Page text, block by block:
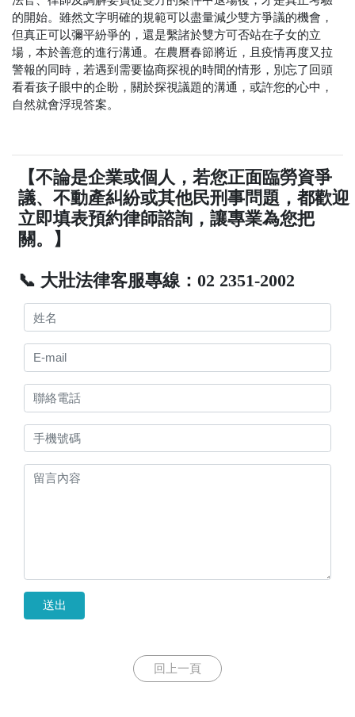
的開始。雖然文字明確的規範可以盡量減少雙方爭議的機會，
但真正可以彌平紛爭的，還是繫諸於雙方可否站在子女的立
場，本於善意的進行溝通。在農曆春節將近，且疫情再度又拉
警報的同時，若遇到需要協商探視的時間的情形，別忘了回頭
看看孩子眼中的企盼，關於探視議題的溝通，或許您的心中，
自然就會浮現答案。
【不論是企業或個人，若您正面臨勞資爭
議、不動產糾紛或其他民刑事問題，都歡迎
立即填表預約律師諮詢，讓專業為您把
關。】
📞 大壯法律客服專線：02 2351-2002
送出
回上一頁